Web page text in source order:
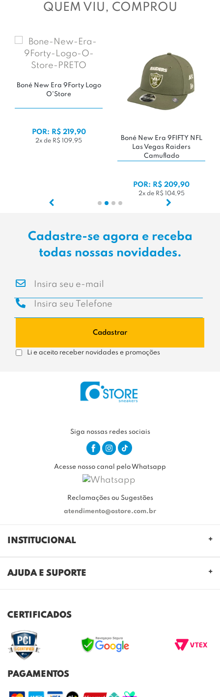
QUEM VIU, COMPROU
NFL
Boné New Era 9FORTY Los
Angeles Dodgers MLB
Boné FIla x
9FORTY A-Frame
POR: R$
4x de R$
Cadastre-se agora e receba
todas nossas novidades.
Cadastrar
Li e aceito receber novidades e promoções
Siga nossas redes sociais
Acesse nosso canal pelo Whatsapp
Reclamações ou Sugestões
atendimento@ostore.com.br
INSTITUCIONAL
REGULAMENTO CASHBACK
AJUDA E SUPORTE
TROCAS E DEVOLUÇÕES
ENVIO E ENTREGA
DÚVIDAS FREQUENTES
CERTIFICADOS
PAGAMENTOS